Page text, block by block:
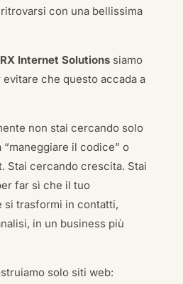
con una bellissima
Internet Solutionssiamo
che questo accada a
non stai cercando solo
il codice” o
Stai cercando crescita. Stai
far sì che il tuo
si trasformi in contatti,
in un business più
solo siti web: